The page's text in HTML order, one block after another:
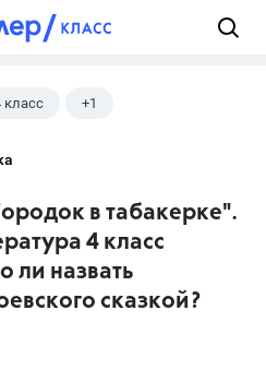
класс +1
в табакерке".
4 класс
ли назвать
сказкой?